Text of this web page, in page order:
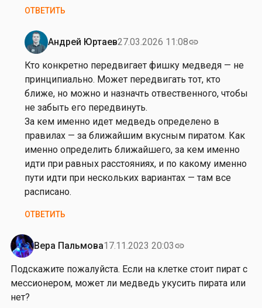
и
К
а
л
…
ОТВЕТИТЬ
Андрей Юртаев27.03.2026 11:08link
Ответ
на
З
д
р
а
в
с
т
в
у
т
е
.
К
т
о
и
Кто конкретно передвигает фишку медведя — не
принципиально. Может передвигать тот, кто
ближе, но можно и назначть отвественного, чтобы
не забыть его передвинуть.
За кем именно идет медведь определено в
правилах — за ближайшим вкусным пиратом. Как
именно определить ближайшего, за кем именно
идти при равных расстояниях, и по какому именно
пути идти при нескольких вариантах — там все
расписано.
ОТВЕТИТЬ
Вера Пальмова17.11.2023 20:03link
Подскажите пожалуйста. Если на клетке стоит пират с
мессионером, может ли медведь укусить пирата или
нет?